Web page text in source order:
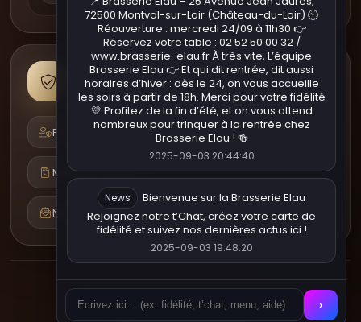
Informations légales
Confidentialité, RGPD et mentions.
Politique de confidentialité
Mentions légales
Nous contacter
72500 Montval-sur-Loir (Château-du-Loir) 🕥
Réouverture : mercredi 24/09 à 11h30 👉
Réservez votre table : 02 52 50 00 32 /
www.brasserie-elau.fr À très vite, L’équipe
Brasserie Elau 👉 Et qui dit rentrée, dit aussi
horaires d’hiver : dès le 24, on vous accueille
les soirs à partir de 18h. Merci pour votre fidélité
💛 Profitez de la fin d’été, et on vous attend
nombreux pour trinquer à la rentrée chez
Brasserie Elau ! 🍻
2025-09-03 20:44:40
News
Bienvenue sur la Brasserie Elau
Rejoignez notre t’Chat, créez votre carte de
fidélité et suivez nos dernières actus ici !
2025-09-03 19:48:20
›